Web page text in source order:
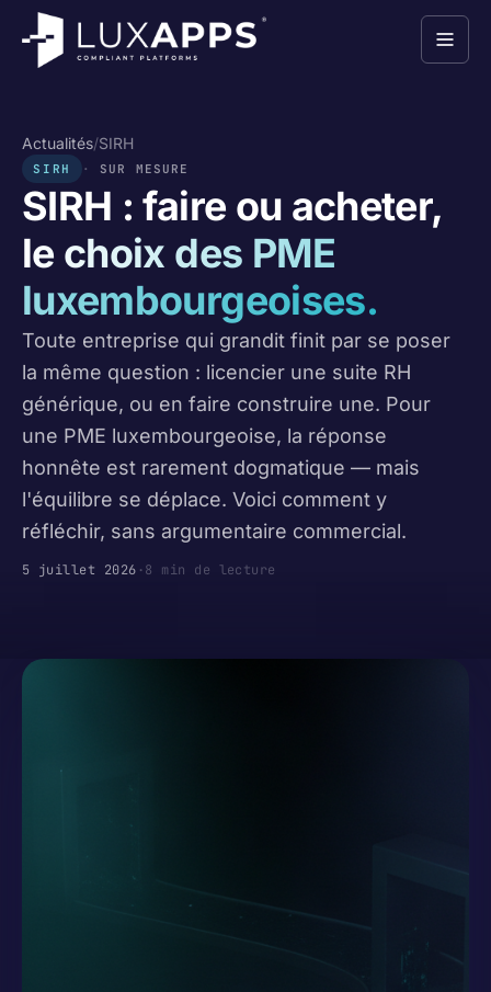
Actualités/SIRH
SIRH SUR MESURE
SIRH : faire ou acheter,
le choix des PME
luxembourgeoises.
Toute entreprise qui grandit finit par se poser
la même question : licencier une suite RH
générique, ou en faire construire une. Pour
une PME luxembourgeoise, la réponse
honnête est rarement dogmatique — mais
l'équilibre se déplace. Voici comment y
réfléchir, sans argumentaire commercial.
5 juillet 2026 ·8 min de lecture